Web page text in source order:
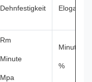
Dehnfestigkeit Elogation
Rm
Minute
Mpa
Minute
%